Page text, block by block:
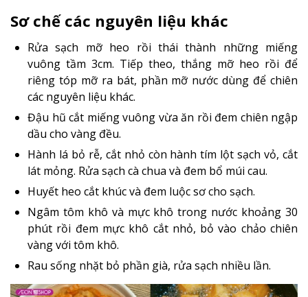
Sơ chế các nguyên liệu khác
Rửa sạch mỡ heo rồi thái thành những miếng
vuông tầm 3cm. Tiếp theo, thắng mỡ heo rồi để
riêng tóp mỡ ra bát, phần mỡ nước dùng để chiên
các nguyên liệu khác.
Đậu hũ cắt miếng vuông vừa ăn rồi đem chiên ngập
dầu cho vàng đều.
Hành lá bỏ rễ, cắt nhỏ còn hành tím lột sạch vỏ, cắt
lát mỏng. Rửa sạch cà chua và đem bổ múi cau.
Huyết heo cắt khúc và đem luộc sơ cho sạch.
Ngâm tôm khô và mực khô trong nước khoảng 30
phút rồi đem mực khô cắt nhỏ, bỏ vào chảo chiên
vàng với tôm khô.
Rau sống nhặt bỏ phần già, rửa sạch nhiều lần.